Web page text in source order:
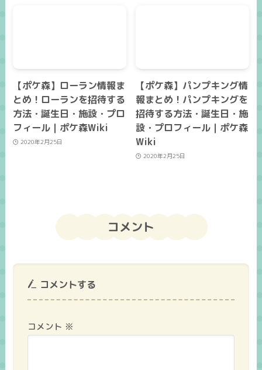
【ポケ森】ローラン情報ま
とめ！ローランを招待する
方法・誕生日・施設・プロ
フィール｜ポケ森Wiki
2020年2月25日
【ポケ森】パンプキング情
報まとめ！パンプキングを
招待する方法・誕生日・施
設・プロフィール｜ポケ森
Wiki
2020年2月25日
コメント
コメントする
コメント ※